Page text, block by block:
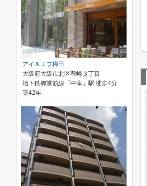
アイ＆エフ梅田
大阪府大阪市北区豊崎３丁目
地下鉄御堂筋線「中津」駅 徒歩4分
築42年